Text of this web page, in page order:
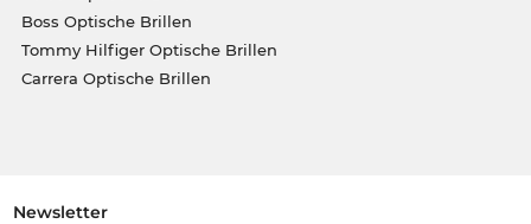
Boss Optische Brillen
Tommy Hilfiger Optische Brillen
Carrera Optische Brillen
Newsletter